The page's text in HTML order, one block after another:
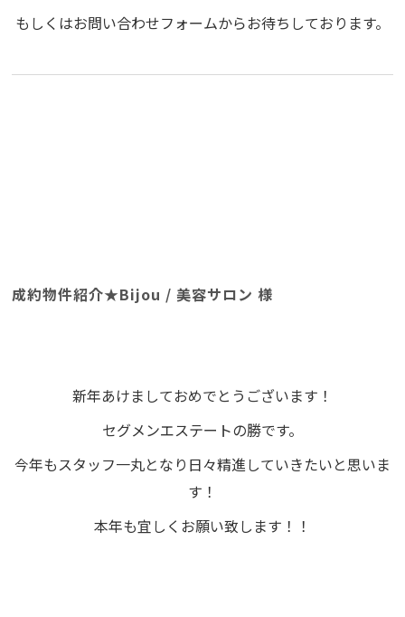
もしくはお問い合わせフォームからお待ちしております。
成約物件紹介★Bijou / 美容サロン 様
新年あけましておめでとうございます！
セグメンエステートの勝です。
今年もスタッフ一丸となり日々精進していきたいと思いま
す！
本年も宜しくお願い致します！！